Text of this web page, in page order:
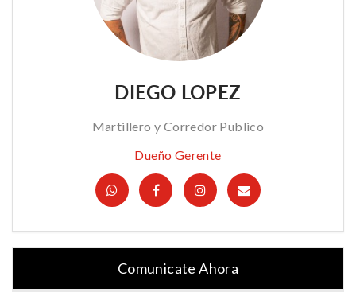
DIEGO LOPEZ
Martillero y Corredor Publico
Dueño Gerente
Comunicate Ahora